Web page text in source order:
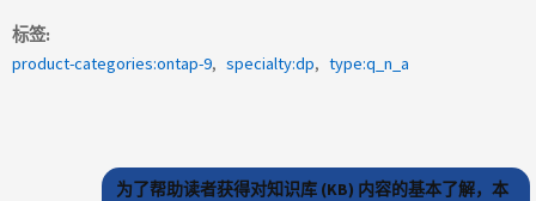
标签
product-categories:ontap-9
specialty:dp type:q_n_a
为了帮助读者获得对知识库 (KB) 内容的基本了解，本